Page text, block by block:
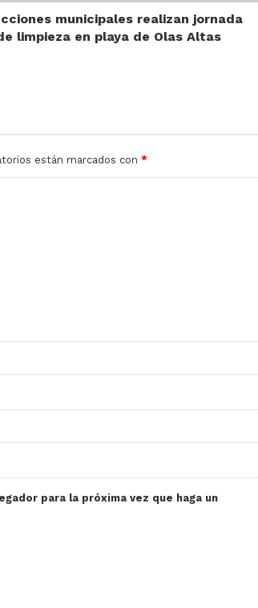
municipales realizan jornada
limpieza en playa de Olas Altas
están marcados con *
para la próxima vez que haga un